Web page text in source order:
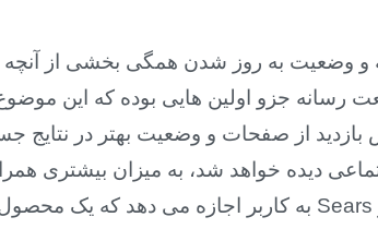
و وضعیت به روز شدن همگی بخشی از آنچه
رسانه جزو اولین هایی بوده که این
بازدید از صفحات و وضعیت بهتر در نتایج
دیده خواهد شد، به میزان بیشتری
به کاربر اجازه می دهد که یک